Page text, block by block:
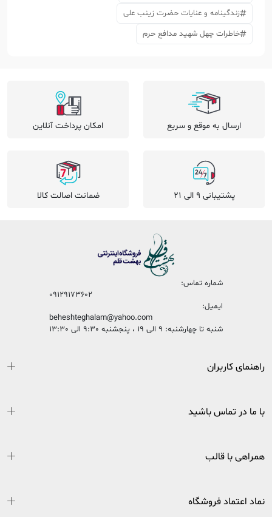
زندگینامه و عنایات حضرت زینب علی
خاطرات چهل شهید مدافع حرم
ارسال به موقع و سریع امکان پرداخت آنلاین
پشتیبانی 9 الی 21 ضمانت اصالت کالا
شماره تماس:
09129173602
ایمیل:
beheshteghalam@yahoo.com
شنبه تا چهارشنبه: 9 الی 19 ، پنجشنبه 9:30 الی 13:30
راهنمای کاربران
با ما در تماس باشید
همراهی با قالب
نماد اعتماد فروشگاه